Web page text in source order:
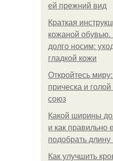
ей прежний вид
Краткая
кожаной обувью.
долго носим:
гладкой кожи
Откройтесь
прическа и
союз
Какой ширины
и как правильно
подобрать длину
Как улучшить